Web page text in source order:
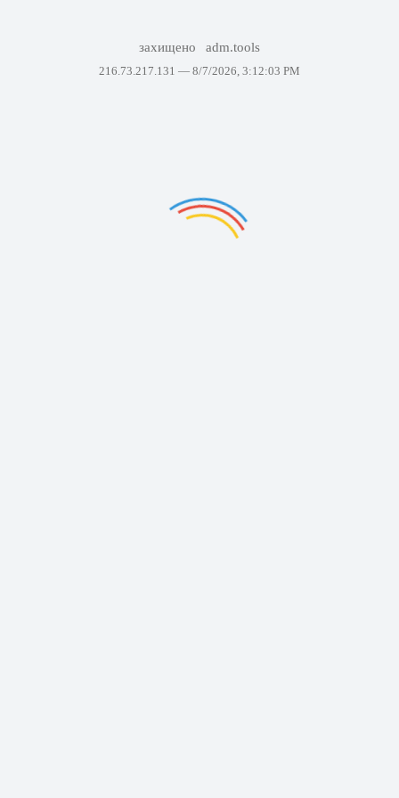
захищено adm.tools
216.73.217.131 — 8/7/2026, 3:12:03 PM